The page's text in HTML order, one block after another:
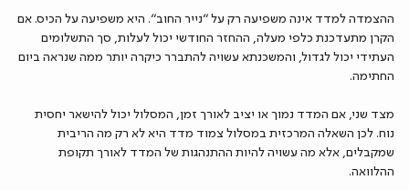
ההצמדה למדד אינה משפיעה רק על “נייר החוב”. היא משפיעה על הכיס. אם
הקרן מתעדכנת כלפי מעלה, ההחזר החודשי יכול לעלות, סך התשלומים
העתידי יכול לגדול, והמשכנתא עשויה להתברר כיקרה יותר ממה שנראה ביום
החתימה.
מצד שני, אם המדד נמוך או יציב לאורך זמן, המסלול יכול להישאר יחסית
נוח. לכן השאלה המרכזית במסלול צמוד מדד היא לא רק מה הריבית
שמקבלים, אלא מה עשויה להיות ההתנהגות של המדד לאורך תקופת
ההלוואה.